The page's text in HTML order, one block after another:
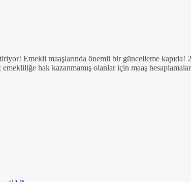
Emekli maaşlarında önemli bir güncelleme
hak kazanmamış olanlar için maaş